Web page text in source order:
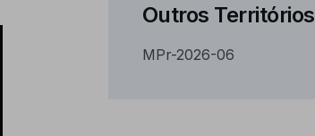
Outros Territórios
MPr-2026-06